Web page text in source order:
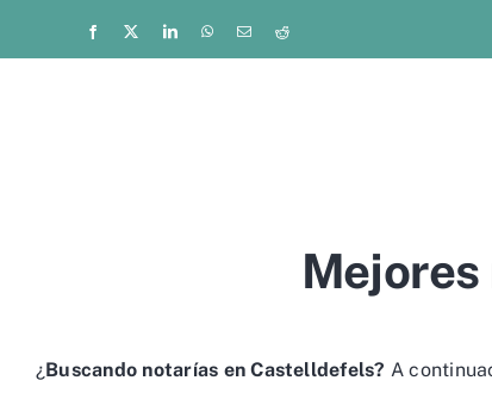
Facebook LinkedInWhatsAppCorreo
electrónico
Reddit
¿Buscando notarías en Castelldefels? A